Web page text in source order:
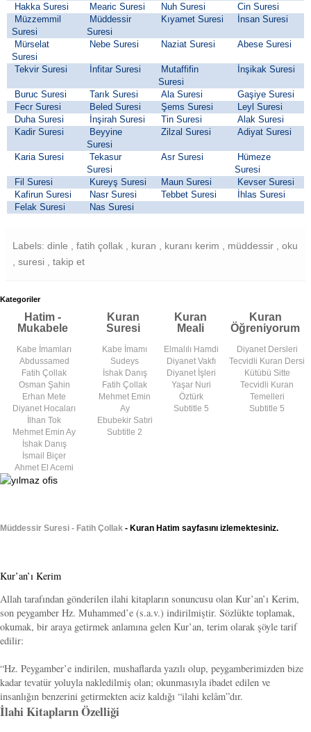
Hakka Suresi
Mearic Suresi Nuh Suresi
Cin Suresi
Müzzemmil
Suresi
Müddessir
Suresi
Kıyamet Suresi İnsan Suresi
Mürselat
Suresi
Nebe Suresi Naziat Suresi Abese Suresi
Tekvir Suresi İnfitar Suresi
Mutaffifin
Suresi
İnşikak Suresi
Buruc Suresi Tarık Suresi Ala Suresi
Gaşiye Suresi
Fecr Suresi
Beled Suresi Şems Suresi
Leyl Suresi
Duha Suresi
İnşirah Suresi Tin Suresi
Alak Suresi
Kadir Suresi
Beyyine
Suresi
Zilzal Suresi Adiyat Suresi
Karia Suresi
Tekasur
Suresi
Asr Suresi
Hümeze
Suresi
Fil Suresi
Kureyş Suresi Maun Suresi
Kevser Suresi
Kafirun Suresi
Nasr Suresi Tebbet Suresi
İhlas Suresi
Felak Suresi
Nas Suresi
Labels: dinle , fatih çollak , kuran , kuranı kerim , müddessir , oku
, suresi , takip et
Kategoriler
Hatim -
Mukabele
Kuran
Suresi
Kuran
Meali
Kuran
Öğreniyorum
Kabe İmamları
Abdussamed
Fatih Çollak
Osman Şahin
Erhan Mete
Diyanet Hocaları
İlhan Tok
Mehmet Emin Ay
İshak Danış
İsmail Biçer
Ahmet El Acemi
Kabe İmamı
Sudeys
İshak Danış
Fatih Çollak
Mehmet Emin
Ay
Ebubekir Satıri
Subtitle 2
Elmalılı Hamdi
Diyanet Vakfı
Diyanet İşleri
Yaşar Nuri
Öztürk
Subtitle 5
Diyanet Dersleri
Tecvidli Kuran Dersi
Kütübü Sitte
Tecvidli Kuran
Temelleri
Subtitle 5
Müddessir Suresi - Fatih Çollak - Kuran Hatim sayfasını izlemektesiniz.
Kur’an’ı Kerim
Allah tarafından gönderilen ilahi kitapların sonuncusu olan Kur’an’ı Kerim,
son peygamber Hz. Muhammed’e (s.a.v.) indirilmiştir. Sözlükte toplamak,
okumak, bir araya getirmek anlamına gelen Kur’an, terim olarak şöyle tarif
edilir:
“Hz. Peygamber’e indirilen, mushaflarda yazılı olup, peygamberimizden bize
kadar tevatür yoluyla nakledilmiş olan; okunmasıyla ibadet edilen ve
insanlığın benzerini getirmekten aciz kaldığı “ilahi kelâm”dır.
İlahi Kitapların Özelliği